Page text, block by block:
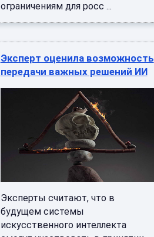
ограничениям для росс ...
Эксперт оценила возможность
передачи важных решений ИИ
Эксперты считают, что в
будущем системы
искусственного интеллекта